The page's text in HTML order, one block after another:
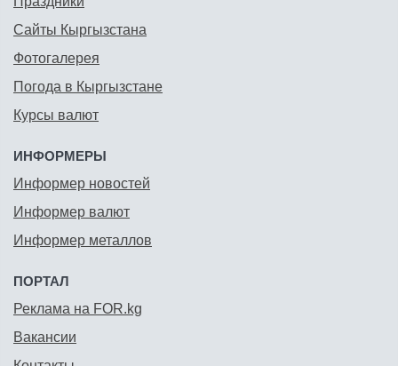
Сайты Кыргызстана
Фотогалерея
Погода в Кыргызстане
Курсы валют
ИНФОРМЕРЫ
Информер новостей
Информер валют
Информер металлов
ПОРТАЛ
Реклама на FOR.kg
Вакансии